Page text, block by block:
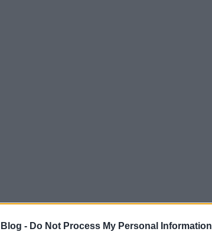
Blog - Do Not Process My Personal Information